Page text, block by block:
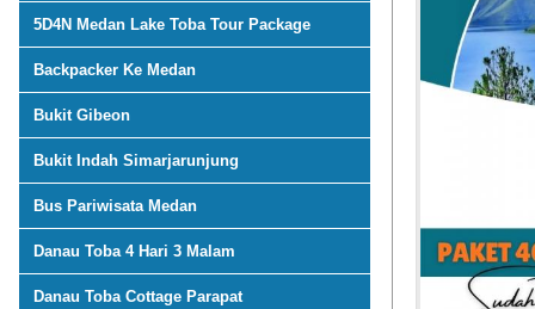
5D4N Medan Lake Toba Tour Package
Backpacker Ke Medan
Bukit Gibeon
Bukit Indah Simarjarunjung
Bus Pariwisata Medan
Danau Toba 4 Hari 3 Malam
Danau Toba Cottage Parapat